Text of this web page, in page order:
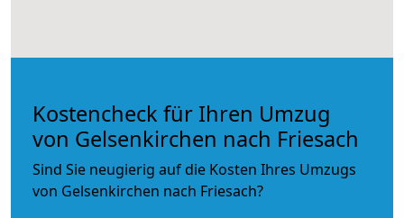
Kostencheck für Ihren Umzug
von Gelsenkirchen nach Friesach
Sind Sie neugierig auf die Kosten Ihres Umzugs
von Gelsenkirchen nach Friesach?